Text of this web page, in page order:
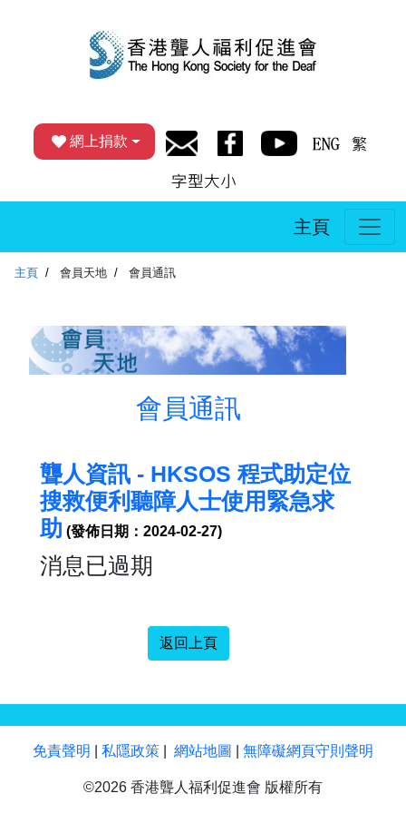
網上捐款
主頁
主頁 會員天地 會員通訊
會員通訊
聾人資訊 - HKSOS 程式助定位
搜救便利聽障人士使用緊急求
助 (發佈日期：2024-02-27)
消息已過期
返回上頁
免責聲明 私隱政策 網站地圖 無障礙網頁守則聲明
©2026 香港聾人福利促進會 版權所有